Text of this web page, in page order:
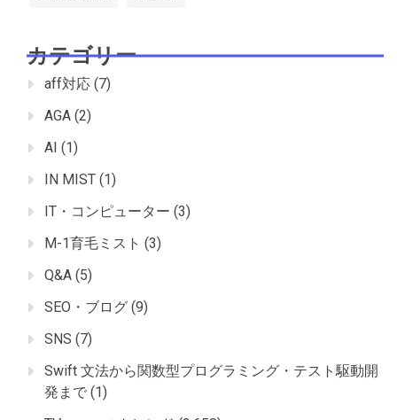
カテゴリー
aff対応 (7)
AGA (2)
AI (1)
IN MIST (1)
IT・コンピューター (3)
M-1育毛ミスト (3)
Q&A (5)
SEO・ブログ (9)
SNS (7)
Swift 文法から関数型プログラミング・テスト駆動開
発まで (1)